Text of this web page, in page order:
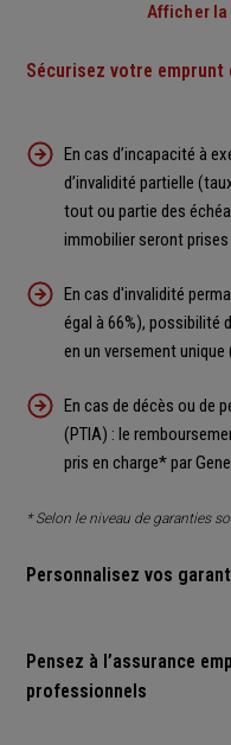
Afficher la
Assurance de
C'est si simple d'en
Jusqu'à 30 000 €
Changez librement à
transfert et on s'occupe
Bonus : Pour tout contrat
jusqu'à - 25%
Generali*.
Generali, assurer votre
vos vies.
Informations non-
l’étendue et les
aux dispositions
Sécurisez votre
En cas d’incapacité à
d’invalidité partielle
tout ou partie des
immobilier seront prises
En cas d'invalidité
égal à 66%), possibilité
en un versement
En cas de décès ou de
(PTIA) : le
pris en charge* par
* Selon le niveau de garanties
Personnalisez vos
Vous pouvez moduler
décès/PTIA et
Pensez à l’assurance
professionnels